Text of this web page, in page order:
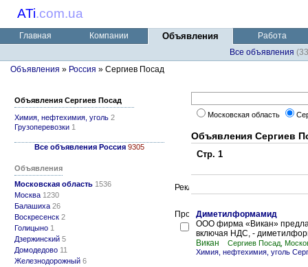
ATi.com.ua
Главная Компании Объявления
Работа
Все объявления
Объявления » Россия » Сергиев Посад
Объявления Сергиев Посад
Химия, нефтехимия, уголь 2
Грузоперевозки 1
Все объявления Россия 9305
Объявления
Московская область 1536
Москва 1230
Балашиха 26
Воскресенск 2
Голицыно 1
Дзержинский 5
Домодедово 11
Железнодорожный 6
Московская область
Объявления Сергиев
Стр. 1
Диметилформамид
ООО фирма «Викан»
включая НДС, -
Викан
Сергиев Посад,
Химия, нефтехимия, уголь